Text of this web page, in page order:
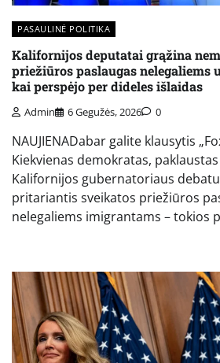
PASAULINĖ POLITIKA
Kalifornijos deputatai grąžina
priežiūros paslaugas nelegaliems
kai perspėjo per dideles išlaidas
Admin 6 Gegužės, 2026 0
NAUJIENADabar galite klausytis
Kiekvienas demokratas,
Kalifornijos gubernatoriaus
pritariantis sveikatos priežiūros
nelegaliems imigrantams – tokios